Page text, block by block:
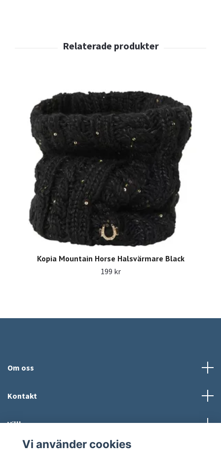
Kopia Mountain Horse Halsvärmare Black
199 kr
Om oss
Kontakt
Villkor
Sociala medier
Vi använder cookies